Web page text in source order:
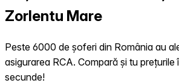
Zorlentu Mare
Peste 6000 de șoferi din România au
asigurarea RCA. Compară și tu prețurile
secunde!